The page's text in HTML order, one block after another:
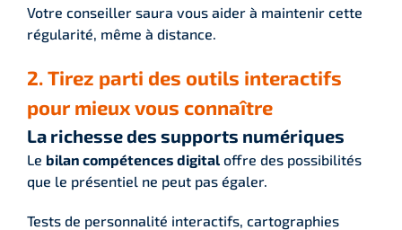
Votre conseiller saura vous aider à maintenir cette
régularité, même à distance.
2. Tirez parti des outils interactifs
pour mieux vous connaître
La richesse des supports numériques
Le bilan compétences digital offre des possibilités
que le présentiel ne peut pas égaler.
Tests de personnalité interactifs, cartographies